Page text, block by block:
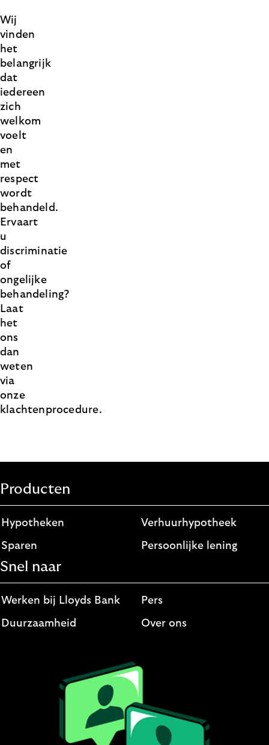
Wij
vinden
het
belangrijk
dat
iedereen
zich
welkom
voelt
en
met
respect
wordt
behandeld.
Ervaart
u
discriminatie
of
ongelijke
behandeling?
Laat
het
ons
dan
weten
via
onze
klachtenprocedure.
Producten
Hypotheken
Sparen
Verhuurhypotheek
Persoonlijke lening
Snel naar
Werken bij Lloyds Bank
Duurzaamheid
Pers
Over ons